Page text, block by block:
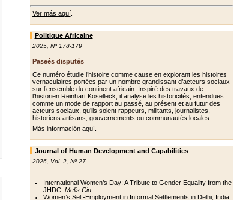
Ver más aquí.
Politique Africaine
2025, Nº 178-179
Paseés disputés
Ce numéro étudie l’histoire comme cause en explorant les histoires
vernaculaires portées par un nombre grandissant d’acteurs sociaux
sur l’ensemble du continent africain. Inspiré des travaux de
l’historien Reinhart Koselleck, il analyse les historicités, entendues
comme un mode de rapport au passé, au présent et au futur des
acteurs sociaux, qu’ils soient rappeurs, militants, journalistes,
historiens artisans, gouvernements ou communautés locales.
Más información aquí.
Journal of Human Development and Capabilities
2026, Vol. 2, Nº 27
International Women’s Day: A Tribute to Gender Equality from the
JHDC. Melis Cin
Women’s Self-Employment in Informal Settlements in Delhi, India: